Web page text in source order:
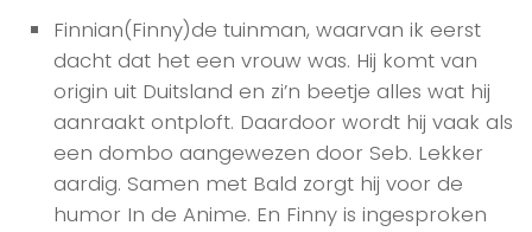
Finnian(Finny)de tuinman, waarvan ik eerst
dacht dat het een vrouw was. Hij komt van
origin uit Duitsland en zi’n beetje alles wat hij
aanraakt ontploft. Daardoor wordt hij vaak als
een dombo aangewezen door Seb. Lekker
aardig. Samen met Bald zorgt hij voor de
humor In de Anime. En Finny is ingesproken